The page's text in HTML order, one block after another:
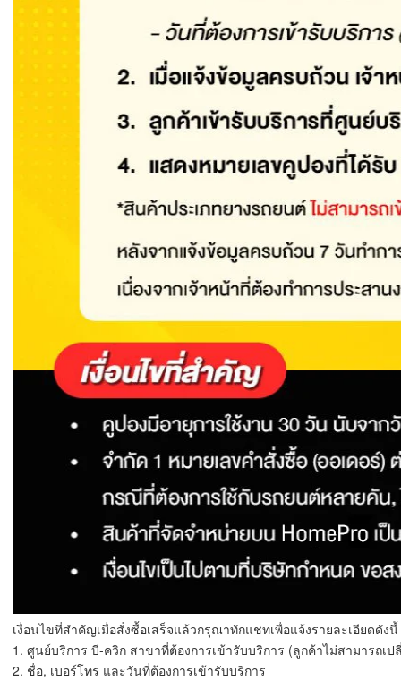
เงื่อนไขที่สำคัญเมื่อสั่งซื้อเสร็จแล้วกรุณาทักแชทเพื่อแจ้งรายละเอียดดังนี้
1. ศูนย์บริการ บี-ควิก สาขาที่ต้องการเข้ารับบริการ (ลูกค้าไม่สามารถ
2. ชื่อ, เบอร์โทร และวันที่ต้องการเข้ารับบริการ